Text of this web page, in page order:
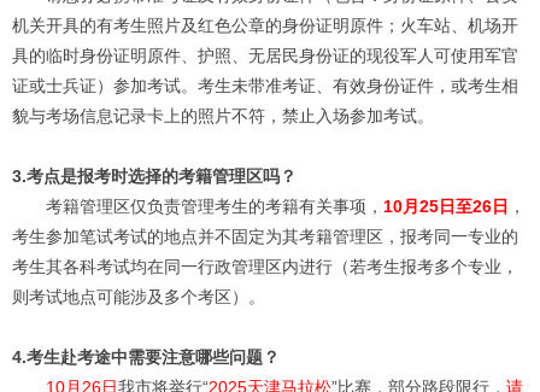
机关开具的有考生照片及红色公章的身份证明原件；火车站、机场开
具的临时身份证明原件、护照、无居民身份证的现役军人可使用军官
证或士兵证）参加考试。考生未带准考证、有效身份证件，或考生相
貌与考场信息记录卡上的照片不符，禁止入场参加考试。
3.考点是报考时选择的考籍管理区吗？
考籍管理区仅负责管理考生的考籍有关事项， 10月25日至26日 ，
考生参加笔试考试的地点并不固定为其考籍管理区，报考同一专业的
考生其各科考试均在同一行政管理区内进行（若考生报考多个专业，
则考试地点可能涉及多个考区）。
4.考生赴考途中需要注意哪些问题？
10月26日我市将举行“2025天津马拉松”比赛，部分路段限行， 请